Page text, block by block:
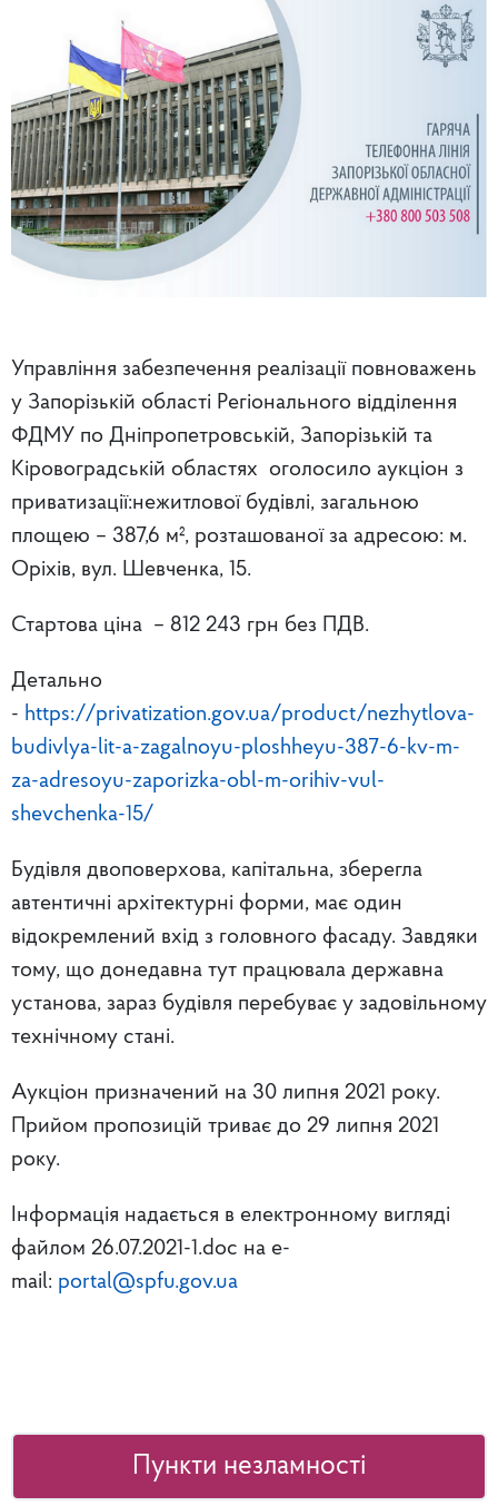
Управління забезпечення реалізації повноважень
у Запорізькій області Регіонального відділення
ФДМУ по Дніпропетровській, Запорізькій та
Кіровоградській областях оголосило аукціон з
приватизації:нежитлової будівлі, загальною
площею – 387,6 м², розташованої за адресою: м.
Оріхів, вул. Шевченка, 15.
Стартова ціна – 812 243 грн без ПДВ.
Детально
- https://privatization.gov.ua/product/nezhytlova-
budivlya-lit-a-zagalnoyu-ploshheyu-387-6-kv-m-
za-adresoyu-zaporizka-obl-m-orihiv-vul-
shevchenka-15/
Будівля двоповерхова, капітальна, зберегла
автентичні архітектурні форми, має один
відокремлений вхід з головного фасаду. Завдяки
тому, що донедавна тут працювала державна
установа, зараз будівля перебуває у задовільному
технічному стані.
Аукціон призначений на 30 липня 2021 року.
Прийом пропозицій триває до 29 липня 2021
року.
Інформація надається в електронному вигляді
файлом 26.07.2021-1.doc на e-
mail: portal@spfu.gov.ua
Пункти незламності